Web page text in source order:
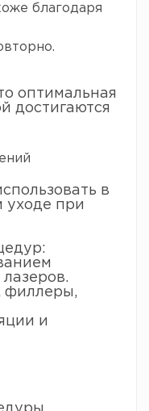
благодаря
оптимальная
достигаются
в
уходе при
филлеры,
и